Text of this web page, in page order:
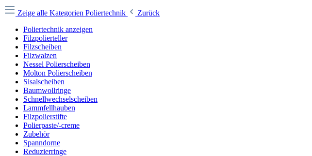
Zeige alle Kategorien Poliertechnik
Zurück
Poliertechnik anzeigen
Filzpolierteller
Filzscheiben
Filzwalzen
Nessel Polierscheiben
Molton Polierscheiben
Sisalscheiben
Baumwollringe
Schnellwechselscheiben
Lammfellhauben
Filzpolierstifte
Polierpaste/-creme
Zubehör
Spanndorne
Reduzierringe